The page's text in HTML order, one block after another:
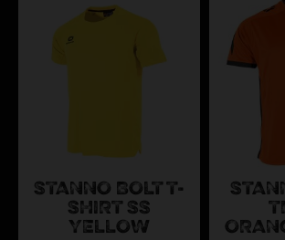
STANNO BOLT T-
SHIRT SS
YELLOW